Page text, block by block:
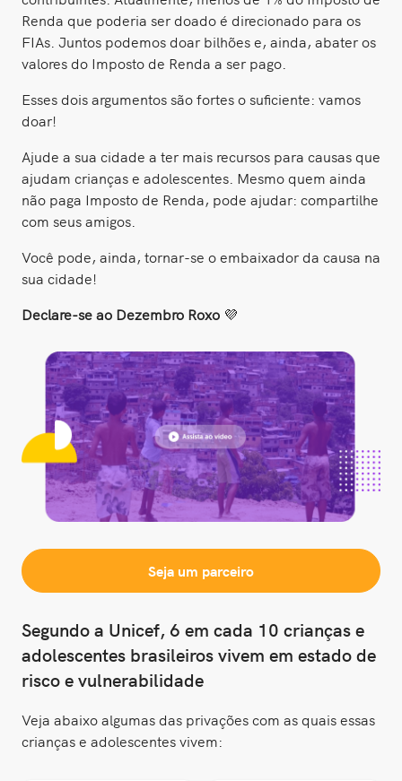
Renda que poderia ser doado é direcionado para os
FIAs. Juntos podemos doar bilhões e, ainda, abater os
valores do Imposto de Renda a ser pago.
Esses dois argumentos são fortes o suficiente: vamos
doar!
Ajude a sua cidade a ter mais recursos para causas que
ajudam crianças e adolescentes. Mesmo quem ainda
não paga Imposto de Renda, pode ajudar: compartilhe
com seus amigos.
Você pode, ainda, tornar-se o embaixador da causa na
sua cidade!
Declare-se ao Dezembro Roxo 💜
Seja um parceiro
Segundo a Unicef, 6 em cada 10 crianças e
adolescentes brasileiros vivem em estado de
risco e vulnerabilidade
Veja abaixo algumas das privações com as quais essas
crianças e adolescentes vivem: